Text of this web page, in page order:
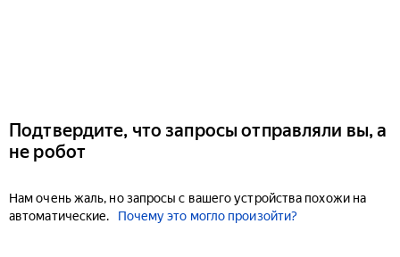
Подтвердите, что запросы отправляли вы, а
не робот
Нам очень жаль, но запросы с вашего устройства похожи на
автоматические.
Почему это могло произойти?